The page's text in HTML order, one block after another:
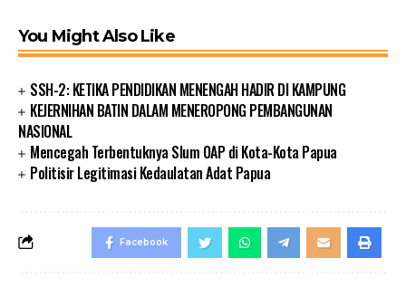
You Might Also Like
SSH-2: KETIKA PENDIDIKAN MENENGAH HADIR DI KAMPUNG
KEJERNIHAN BATIN DALAM MENEROPONG PEMBANGUNAN
NASIONAL
Mencegah Terbentuknya Slum OAP di Kota-Kota Papua
Politisir Legitimasi Kedaulatan Adat Papua
Facebook